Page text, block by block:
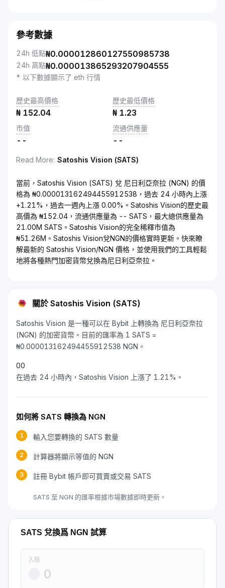
參考數據
24h 低點₦0.000012860127550985738
24h 高點₦0.000013865293207904555
* 以下數據顯示了 eth 行情
歷史最高價格
₦ 152.04
歷史最低價格
₦ 1.23
市值
--
流通供應量
--
Read More: Satoshis Vision (SATS)
當前，Satoshis Vision (SATS) 兌 尼日利亞奈拉 (NGN) 的價
格為 ₦0.000013162494455912538，過去 24 小時內上漲
+1.21%，過去一週內上漲 0.00%。Satoshis Vision的歷史最
高價為 ₦152.04，流通供應量為 -- SATS，最大總供應量為
21.00M SATS。Satoshis Vision的完全稀釋市值為
₦51.26M。Satoshis Vision兌NGN的價格實時更新。快來瞭
解最新的 Satoshis Vision/NGN 價格，並使用我們的工具輕鬆
地將各種熱門加密貨幣兌換為尼日利亞奈拉。
關於 Satoshis Vision (SATS)
Satoshis Vision 是一種可以在 Bybit 上轉換為 尼日利亞奈拉
(NGN) 的加密貨幣。目前的匯率為 1 SATS =
₦0.000013162494455912538 NGN。
00
在過去 24 小時內，Satoshis Vision 上漲了 1.21%。
如何將 SATS 轉換為 NGN
1 輸入您要轉換的 SATS 數量
2 計算器將顯示等值的 NGN
3 註冊 Bybit 帳戶即可買賣或交易 SATS
SATS 至 NGN 的匯率根據市場數據即時更新。
SATS 兌換爲 NGN 試算
入賬